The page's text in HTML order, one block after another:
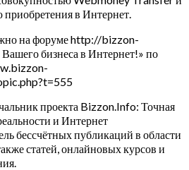
в Интернет.
на форуме http://bizzon-
бизнеса в Интернет!» по
проекта Bizzon.Info: Точная
и Интернет
бессчётных публикаций в области
статей, онлайновых курсов и